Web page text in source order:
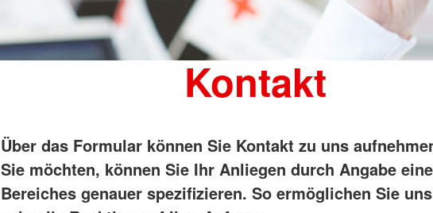
Kontakt
Über das Formular können Sie Kontakt zu uns
Sie möchten, können Sie Ihr Anliegen durch Angabe
Bereiches genauer spezifizieren. So ermöglichen Sie